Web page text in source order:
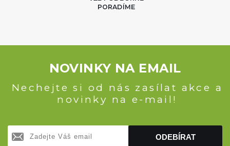
PORADÍME
NOVINKY NA EMAIL
Nechejte si od nás zasílat akce a
novinky na e-mail!
ODEBÍRAT